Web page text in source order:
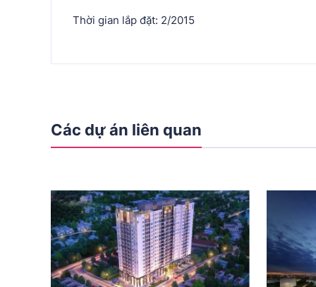
Thời gian lắp đặt: 2/2015
Các dự án liên quan